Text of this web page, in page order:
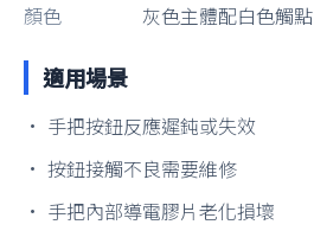
顏色
灰色主體配白色觸點
適用場景
• 手把按鈕反應遲鈍或失效
• 按鈕接觸不良需要維修
• 手把內部導電膠片老化損壞